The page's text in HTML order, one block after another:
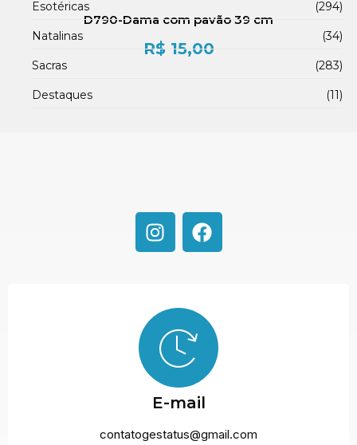
D790-Dama com pavão 39 cm
R$15,00
Esotéricas (294)
Natalinas (34)
Sacras (283)
Destaques (11)
E-mail
contatogestatus@gmail.com